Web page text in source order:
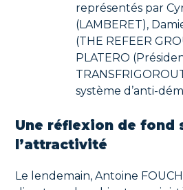
représentés par
(LAMBERET),
(THE REFEER
PLATERO
système d’anti-
Une réflexion de fond
l’attractivité
Le lendemain, Antoine